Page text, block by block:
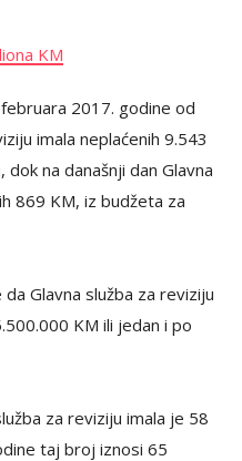
KM
2017. godine od
imala neplaćenih 9.543
na današnji dan Glavna
869 KM, iz budžeta za
Glavna služba za reviziju
KM ili jedan i po
za reviziju imala je 58
taj broj iznosi 65